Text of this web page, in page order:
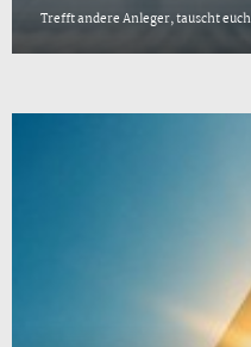
Trefft andere Anleger, tauscht